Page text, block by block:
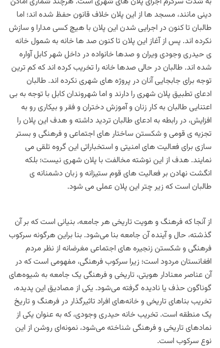
دینی مانند، مسجد ها از این پلان خلاف قانون حفظ شده اند؛ اما
طالبان تا کنون در اجرایی شدن این پلان با هیچ کسی مدارا و سازش
نکرده اند. پس از آغاز این پلان تا کنون صد ها خانه به شمول خانه
ی حیدری وجودی ویران و صدها خانواده در داخل شهر کابل آواره
شده اند. طالبان در حالی صدها خانه را تخریب کرده اند که کم ترین
توجه برای جابجایی آنان در پروژه های شهری نکرده اند. طالبان
ادعای تطبیق پلان شهری را دارند و اما شهروندان کابل با توجه به‌ بی
اعتنایی طالبان به کار زنان و آموزش دختران و فقر و بیکاری رو به
افزایش، در رابطه به ادعای طالبان تردید داشته و هدف این پلان را
تجزیه ی قومی و شکستن ساختار های اجتماعی و فرهنگی و بستر
سازی برای فعالیت های امنیتی و استخباراتی این گروه تلقی می
نمایند. هدف از این نوشته مخالفت با پلان شهری نیست؛ بلکه
انگشت نهادن بر فعالیت های قوم ستیزانه و زبان دشمنانه ی
طالبان است که زیر چتر این پلان عملی می شود.
از آنجا که فرهنگ و هویت تاریخی هر جامعه، بنیانی است که بر آن
گذشته، حال و آینده آن جامعه بنا می‌شود. بنا براین هرگونه سرکوب
فرهنگی و شکستن زنجیره های اجتماعی مغرضانه از نظر مردم
افغانستان مردود است؛ زیرا سرکوب فرهنگی، مفهومی است که در
آن عناصر معنادار هویتی، تاریخی و فرهنگی یک جامعه به شیوه‌های
گوناگون حذف یا نادیده گرفته می‌شود. یکی از مصادیق این پدیده،
تخریب بناهای تاریخی و خانه‌های افراد تاثیرگذار در فرهنگ و تاریخ
یک منطقه است. تخریب خانه حیدری وجودی، که به عنوان یکی از
نمادهای تاریخی و فرهنگی شناخته می‌شود، نمونه‌ای روشن از این
نوع سرکوب است.